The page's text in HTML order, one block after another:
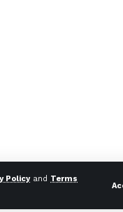
Policyand Terms